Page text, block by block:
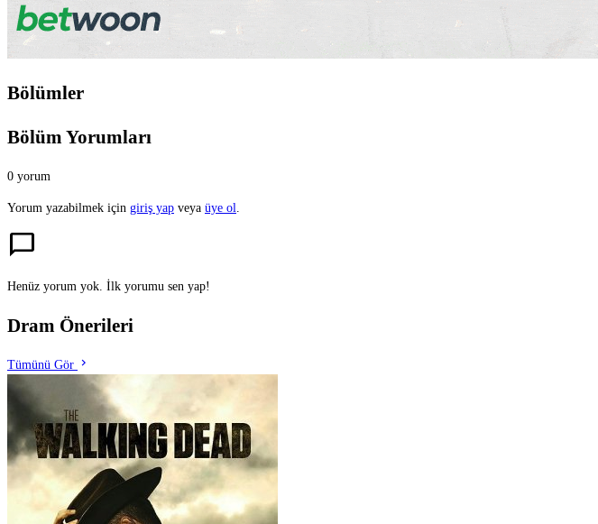
Bölümler
Bölüm Yorumları
0 yorum
Yorum yazabilmek için giriş yap veya üye ol.
chat_bubble
Henüz yorum yok. İlk yorumu sen yap!
Dram Önerileri
Tümünü Gör chevron_right